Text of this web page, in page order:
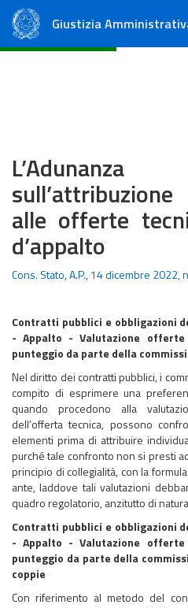
Giustizia
alle offerte
d’appalto
Cons. Stato, A.P., 14 dicembre 2022,
Contratti pubblici e obbligazioni
- Appalto - Valutazione
punteggio da parte della
Nel diritto dei contratti pubblici, i
compito di esprimere una
quando procedono alla
dell’offerta tecnica, possono
elementi prima di attribuire
purché tale confronto non si presti
principio di collegialità, con la
ante, laddove tali valutazioni
quadro regolatorio, anzitutto di
Contratti pubblici e obbligazioni
- Appalto - Valutazione
punteggio da parte della
coppie
Con riferimento al metodo del